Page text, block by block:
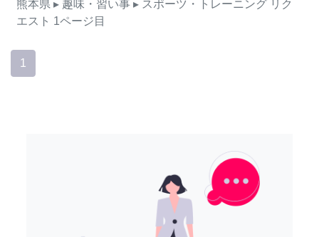
熊本県 ▸ 趣味・習い事 ▸ スポーツ・トレーニング リク
エスト 1ページ目
1